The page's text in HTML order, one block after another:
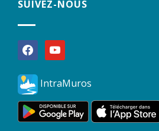
SUIVEZ-NOUS
facebookyoutube
IntraMuros